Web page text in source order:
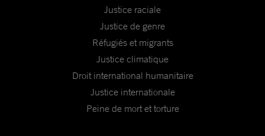
Justice raciale
Justice de genre
Réfugiés et migrants
Justice climatique
Droit international humanitaire
Justice internationale
Peine de mort et torture